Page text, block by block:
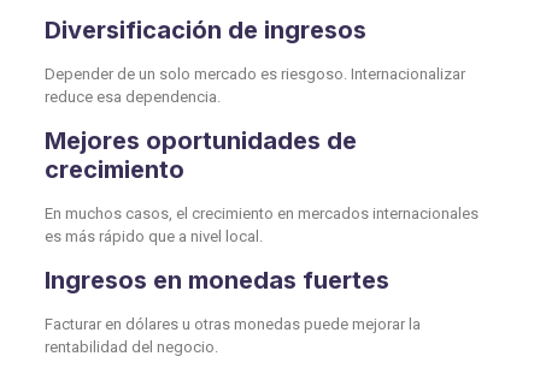
Diversificación de ingresos
Depender de un solo mercado es riesgoso. Internacionalizar
reduce esa dependencia.
Mejores oportunidades de
crecimiento
En muchos casos, el crecimiento en mercados internacionales
es más rápido que a nivel local.
Ingresos en monedas fuertes
Facturar en dólares u otras monedas puede mejorar la
rentabilidad del negocio.